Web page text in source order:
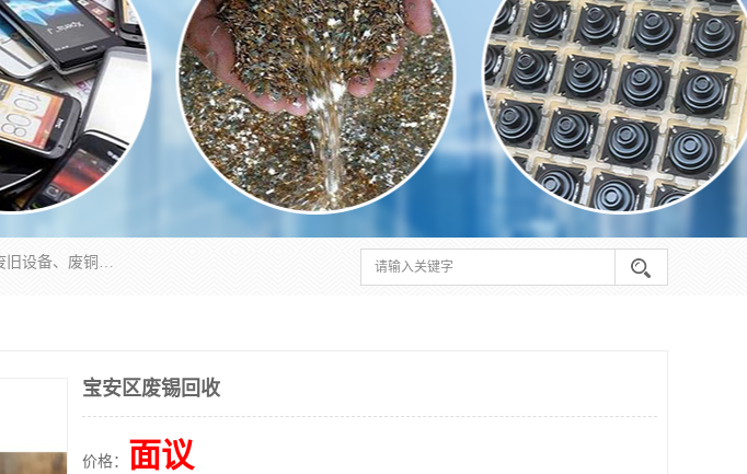
工厂废料物资回收,深圳废品站回收,五金塑料回收欢迎有金属、塑料、电子、电线、废旧设备、废铜、锡渣、线路板、镀银废料、废IC、电子零件、电子脚，等其他废旧物资的单位及个人联系洽谈。对提供息者我们可以提供优厚的业务提成（佣金）。
宝安区废锡回收
价格： 面议